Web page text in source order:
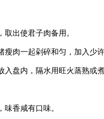
取出使君子肉备用。
瘦肉一起剁碎和匀，加入少
入盘内，隔水用旺火蒸熟或
味香咸有口味。